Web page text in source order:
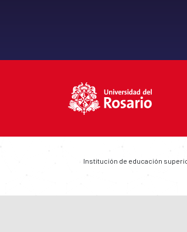
Institución de educación